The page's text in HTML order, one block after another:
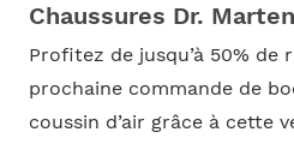
Chaussures Dr.
Profitez de jusqu’à 50% de
prochaine commande de
coussin d’air grâce à cette